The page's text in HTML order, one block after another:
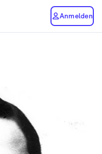
Anmelden